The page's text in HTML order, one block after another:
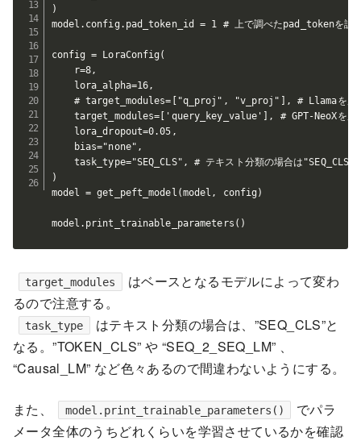
)
model.config.pad_token_id = 1 # 上で調べたpad_tokenを設
config = LoraConfig(
    r=8,
    lora_alpha=16,
# target_modules=["q_proj", "v_proj"], # Llamaを用
target_modules=['query_key_value'], # GPT-NeoXを用
    lora_dropout=0.05,
    bias="none",
task_type="SEQ_CLS", # テキスト分類の場合は"SEQ_CLS"
)
model = get_peft_model(model, config)
model.print_trainable_parameters()
target_modules
はベースとなるモデルによって変わ
るので注意する。
task_type
はテキスト分類の場合は、”SEQ_CLS”と
なる。”TOKEN_CLS” や “SEQ_2_SEQ_LM” 、
“Causal_LM” など色々あるので間違わないようにする。
また、 model.print_trainable_parameters()
でパラ
メータ全体のうちどれくらいを学習させているかを確認